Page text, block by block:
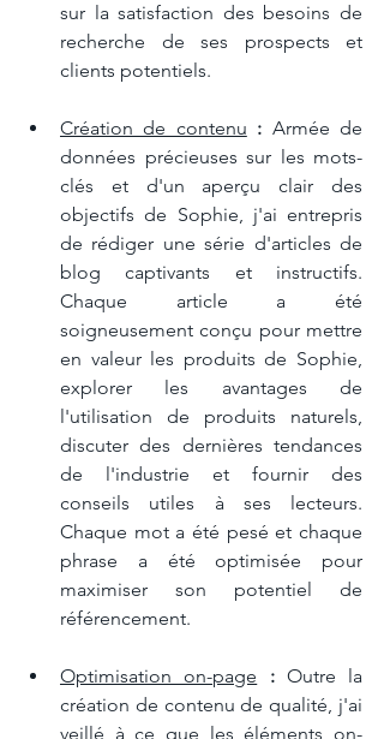
sur la satisfaction des besoins de
recherche de ses prospects et
clients potentiels.
Création de contenu : Armée de
données précieuses sur les mots-
clés et d'un aperçu clair des
objectifs de Sophie, j'ai entrepris
de rédiger une série d'articles de
blog captivants et instructifs.
Chaque article a été
soigneusement conçu pour mettre
en valeur les produits de Sophie,
explorer les avantages de
l'utilisation de produits naturels,
discuter des dernières tendances
de l'industrie et fournir des
conseils utiles à ses lecteurs.
Chaque mot a été pesé et chaque
phrase a été optimisée pour
maximiser son potentiel de
référencement.
Optimisation on-page : Outre la
création de contenu de qualité, j'ai
veillé à ce que les éléments on-